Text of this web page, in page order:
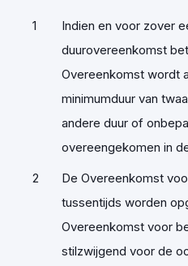
Indien en voor zover
duurovereenkomst
Overeenkomst wordt
minimumduur van
andere duur of
overeengekomen in
De Overeenkomst
tussentijds worden
Overeenkomst voor
stilzwijgend voor de